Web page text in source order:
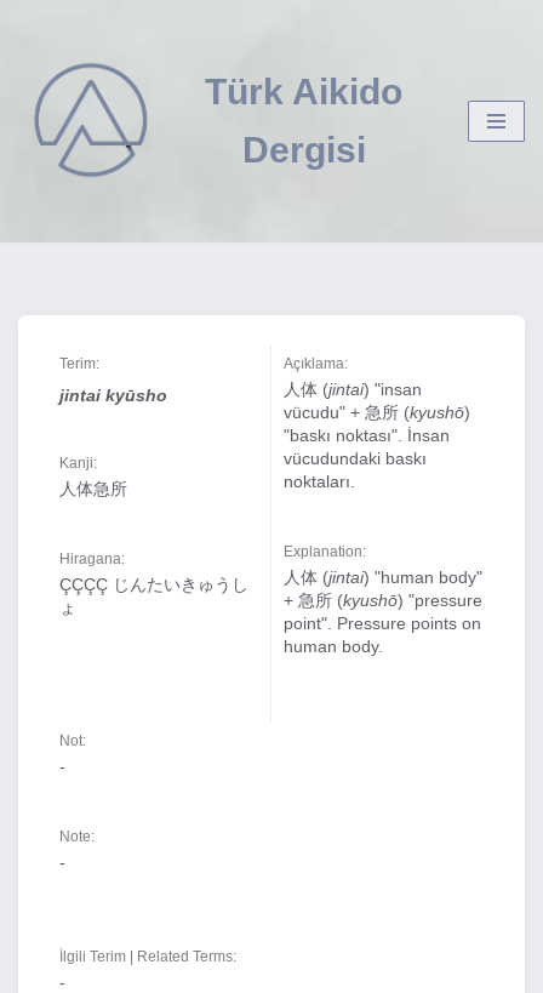
İçeriğe
geç
Türk Aikido
Dergisi
Terim:
jintai kyūsho
Kanji:
人体急所
Hiragana:
ÇÇÇÇ じんたいきゅうし
ょ
Açıklama:
人体 (jintai) "insan
vücudu" + 急所 (kyushō)
"baskı noktası". İnsan
vücudundaki baskı
noktaları.
Explanation:
人体 (jintai) "human body"
+ 急所 (kyushō) "pressure
point". Pressure points on
human body.
Not:
-
Note:
-
İlgili Terim | Related Terms:
-